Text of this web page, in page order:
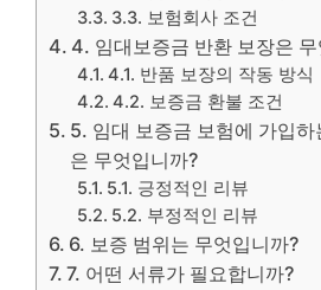
3.3. 보험회사 조건
4. 임대보증금 반환 보장은
4.1. 반품 보장의 작동 방식
4.2. 보증금 환불 조건
5. 임대 보증금 보험에 가입
은 무엇입니까?
5.1. 긍정적인 리뷰
5.2. 부정적인 리뷰
6. 보증 범위는 무엇입니까?
7. 어떤 서류가 필요합니까?